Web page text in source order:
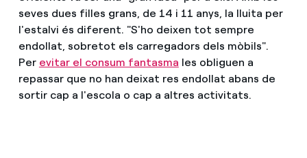
seves dues filles grans, de 14 i 11 anys, la lluita per
l'estalvi és diferent. "S'ho deixen tot sempre
endollat, sobretot els carregadors dels mòbils".
Per evitar el consum fantasma les obliguen a
repassar que no han deixat res endollat abans de
sortir cap a l'escola o cap a altres activitats.